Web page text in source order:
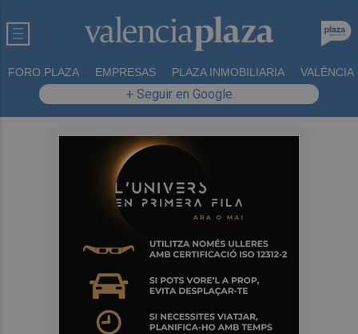
FORO PLAZA EMPRESAS PLAZA INMOBILIARIA VALÈNCIA
+ Seguir en Google